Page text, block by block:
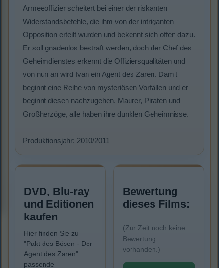
Armeeoffizier scheitert bei einer der riskanten
Widerstandsbefehle, die ihm von der intriganten
Opposition erteilt wurden und bekennt sich offen dazu.
Er soll gnadenlos bestraft werden, doch der Chef des
Geheimdienstes erkennt die Offiziersqualitäten und
von nun an wird Ivan ein Agent des Zaren. Damit
beginnt eine Reihe von mysteriösen Vorfällen und er
beginnt diesen nachzugehen. Maurer, Piraten und
Großherzöge, alle haben ihre dunklen Geheimnisse.
Produktionsjahr: 2010/2011
DVD, Blu-ray
und Editionen
kaufen
Hier finden Sie zu
"Pakt des Bösen - Der
Agent des Zaren"
passende
Bewertung
dieses Films:
(Zur Zeit noch keine
Bewertung
vorhanden.)